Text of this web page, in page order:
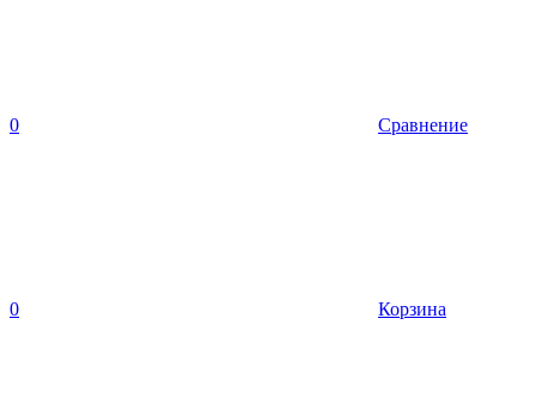
0 Сравнение
0 Корзина